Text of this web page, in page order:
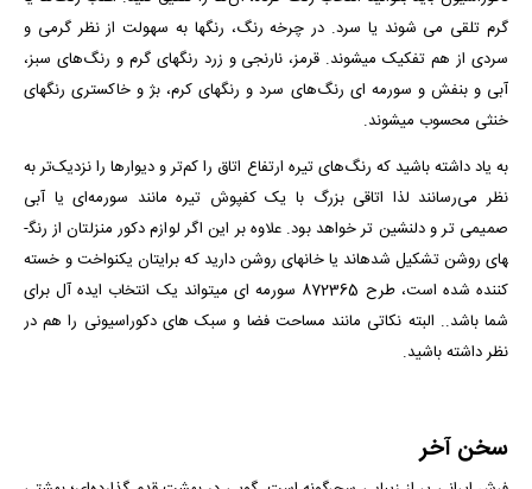
گرم تلقی می شوند يا سرد. در چرخه رنگ، رنگ­ها به سهولت از نظر گرمی و
سردی از هم تفکيک میشوند. قرمز، نارنجی و زرد رنگ­های گرم و رنگ‌های سبز،
آبی و بنفش و سورمه­ ای رنگ‌های سرد و رنگ­های کرم، بژ و خاکستری رنگ­های
خنثی محسوب می­شوند.
به یاد داشته باشید كه رنگ‌های تیره ارتفاع اتاق را كم‌تر و دیوارها را نزدیک‌تر به
نظر می‌رسانند لذا اتاقی بزرگ با يک کفپوش تيره مانند سورمه‌ای یا آبی
صميمی تر و دلنشين تر خواهد بود. علاوه بر این اگر لوازم دکور منزلتان از رنگ­
های روشن تشکیل شده­اند یا خانه­ای روشن دارید که برای­تان یکنواخت و خسته
کننده شده است، طرح 872365 سورمه ای میتواند یک انتخاب ایده آل برای
شما باشد.. البته نکاتی مانند مساحت فضا و سبک های دکوراسیونی را هم در
نظر داشته باشید.
سخن آخر